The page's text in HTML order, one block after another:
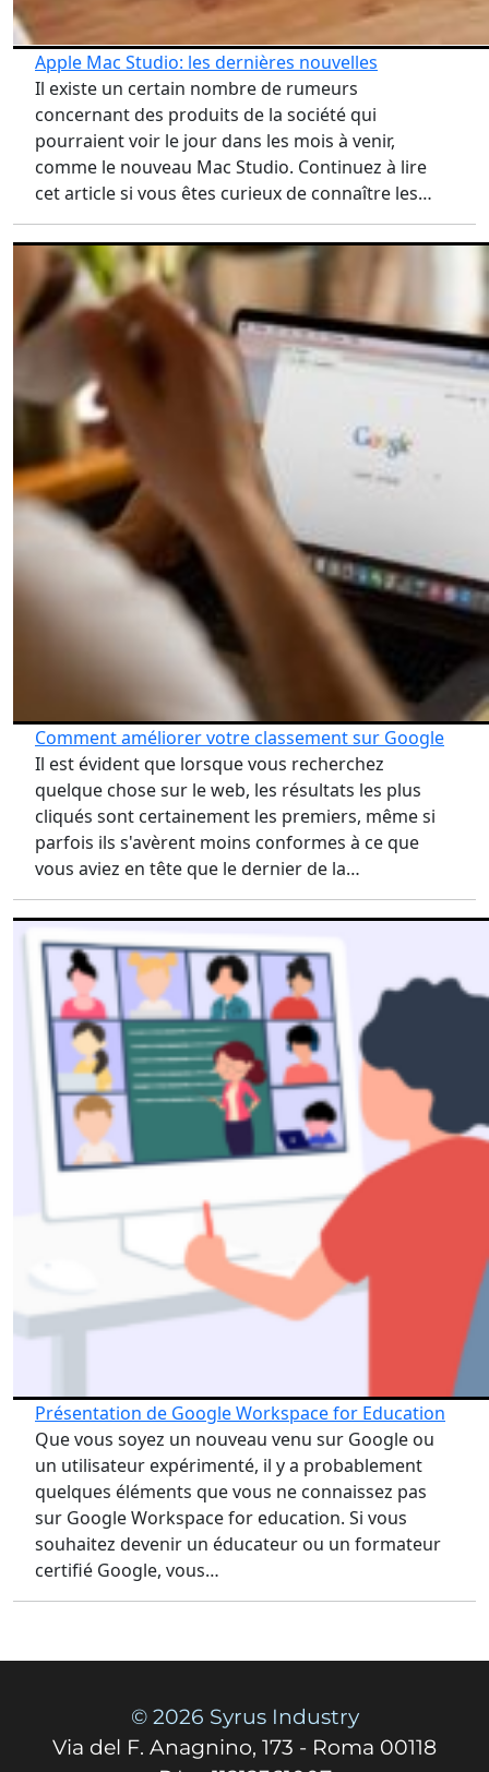
Apple Mac Studio: les dernières nouvelles
Il existe un certain nombre de rumeurs
concernant des produits de la société qui
pourraient voir le jour dans les mois à venir,
comme le nouveau Mac Studio. Continuez à lire
cet article si vous êtes curieux de connaître les…
Comment améliorer votre classement sur Google
Il est évident que lorsque vous recherchez
quelque chose sur le web, les résultats les plus
cliqués sont certainement les premiers, même si
parfois ils s'avèrent moins conformes à ce que
vous aviez en tête que le dernier de la…
Présentation de Google Workspace for Education
Que vous soyez un nouveau venu sur Google ou
un utilisateur expérimenté, il y a probablement
quelques éléments que vous ne connaissez pas
sur Google Workspace for education. Si vous
souhaitez devenir un éducateur ou un formateur
certifié Google, vous…
© 2026 Syrus Industry
Via del F. Anagnino, 173 - Roma 00118